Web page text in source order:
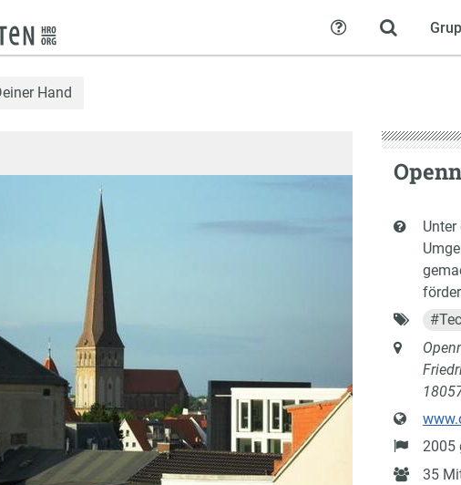
Hilfe
Hand
#
Anschrift
Website
2005
Anzahl
35